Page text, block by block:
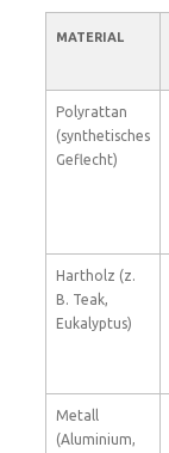
MATERIAL
Polyrattan
(synthetisches
Geflecht)
Hartholz (z.
B. Teak,
Eukalyptus)
Metall
(Aluminium,